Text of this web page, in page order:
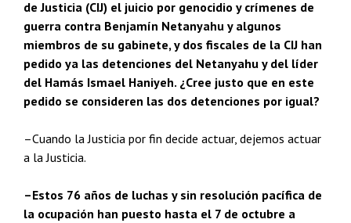
de Justicia (CIJ) el juicio por genocidio y crímenes de
guerra contra Benjamín Netanyahu y algunos
miembros de su gabinete, y dos fiscales de la CIJ han
pedido ya las detenciones del Netanyahu y del líder
del Hamás Ismael Haniyeh. ¿Cree justo que en este
pedido se consideren las dos detenciones por igual?
–Cuando la Justicia por fin decide actuar, dejemos actuar
a la Justicia.
–Estos 76 años de luchas y sin resolución pacífica de
la ocupación han puesto hasta el 7 de octubre a